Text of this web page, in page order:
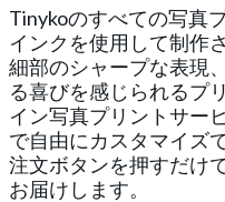
Tinykoのすべての写真
インクを使用して制作
細部のシャープな表現
る喜びを感じられるプ
イン写真プリントサー
で自由にカスタマイズ
注文ボタンを押すだけ
お届けします。